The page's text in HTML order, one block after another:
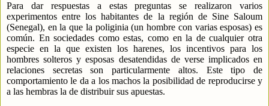
Para dar respuestas a estas preguntas se realizaron varios
experimentos entre los habitantes de la región de Sine Saloum
(Senegal), en la que la poliginia (un hombre con varias esposas) es
común. En sociedades como estas, como en la de cualquier otra
especie en la que existen los harenes, los incentivos para los
hombres solteros y esposas desatendidas de verse implicados en
relaciones secretas son particularmente altos. Este tipo de
comportamiento le da a los machos la posibilidad de reproducirse y
a las hembras la de distribuir sus apuestas.